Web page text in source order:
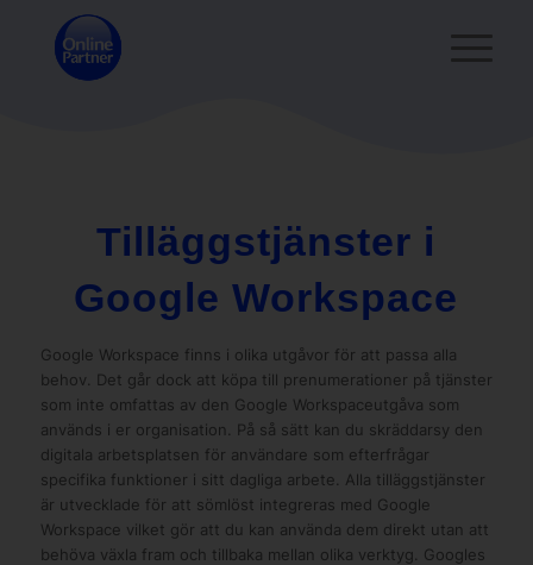
Tilläggstjänster i
Google Workspace
Google Workspace finns i olika utgåvor för att passa alla
behov. Det går dock att köpa till prenumerationer på tjänster
som inte omfattas av den Google Workspaceutgåva som
används i er organisation. På så sätt kan du skräddarsy den
digitala arbetsplatsen för användare som efterfrågar
specifika funktioner i sitt dagliga arbete. Alla tilläggstjänster
är utvecklade för att sömlöst integreras med Google
Workspace vilket gör att du kan använda dem direkt utan att
behöva växla fram och tillbaka mellan olika verktyg. Googles